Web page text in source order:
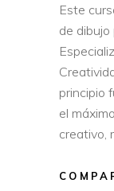
Este
de
principio
el
creativo,